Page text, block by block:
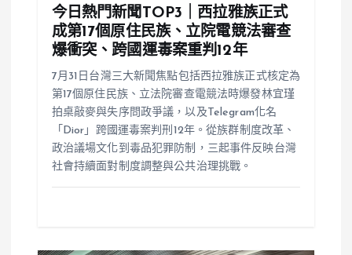
今日熱門新聞TOP3｜西拉雅族正式
成第17個原住民族、立院電競法審查
爆衝突、跨國運毒案重判12年
7月31日台灣三大新聞焦點包括西拉雅族正式核定為
第17個原住民族、立法院審查電競法時爆發林宜瑾
拍桌敲麥與失序問政爭議，以及Telegram化名
「Dior」跨國運毒案判刑12年。從族群制度改革、
政治議場文化到毒品犯罪防制，三起事件反映台灣
社會持續面對制度調整與公共治理挑戰。